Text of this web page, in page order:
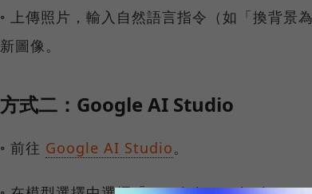
◦ 上傳照片，輸入自然語言指令（如「換背景
新圖像。
方式二：Google AI Studio
◦ 前往 Google AI Studio。